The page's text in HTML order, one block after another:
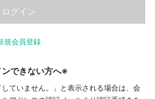
規会員登録
できない方へ※
ていません。」と表示される場合は、会